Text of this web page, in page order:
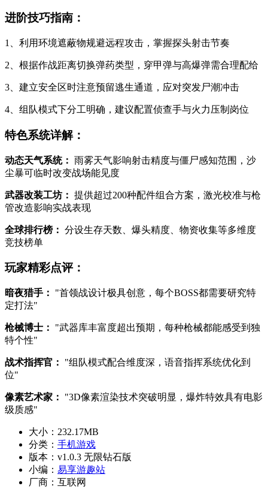
进阶技巧指南：
1、利用环境遮蔽物规避远程攻击，掌握探头射击节奏
2、根据作战距离切换弹药类型，穿甲弹与高爆弹需合理配给
3、建立安全区时注意预留逃生通道，应对突发尸潮冲击
4、组队模式下分工明确，建议配置侦查手与火力压制岗位
特色系统详解：
动态天气系统： 雨雾天气影响射击精度与僵尸感知范围，沙
尘暴可临时改变战场能见度
武器改装工坊： 提供超过200种配件组合方案，激光校准与枪
管改造影响实战表现
全球排行榜： 分设生存天数、爆头精度、物资收集等多维度
竞技榜单
玩家精彩点评：
暗夜猎手：
"首领战设计极具创意，每个BOSS都需要研究特
定打法"
枪械博士：
"武器库丰富度超出预期，每种枪械都能感受到独
特个性"
战术指挥官：
"组队模式配合维度深，语音指挥系统优化到
位"
像素艺术家：
"3D像素渲染技术突破明显，爆炸特效具有电影
级质感"
大小： 232.17MB
分类： 手机游戏
版本： v1.0.3 无限钻石版
小编： 易享游趣站
厂商： 互联网